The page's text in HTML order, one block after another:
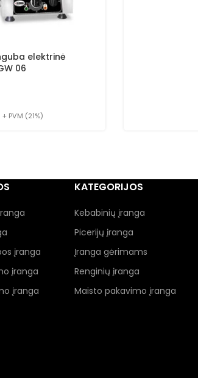
elektrinė
06
+ PVM (21%)
įranga
įranga
įranga
KATEGORIJOS
Kebabinių įranga
Picerijų įranga
Įranga gėrimams
Renginių įranga
Maisto pakavimo įranga